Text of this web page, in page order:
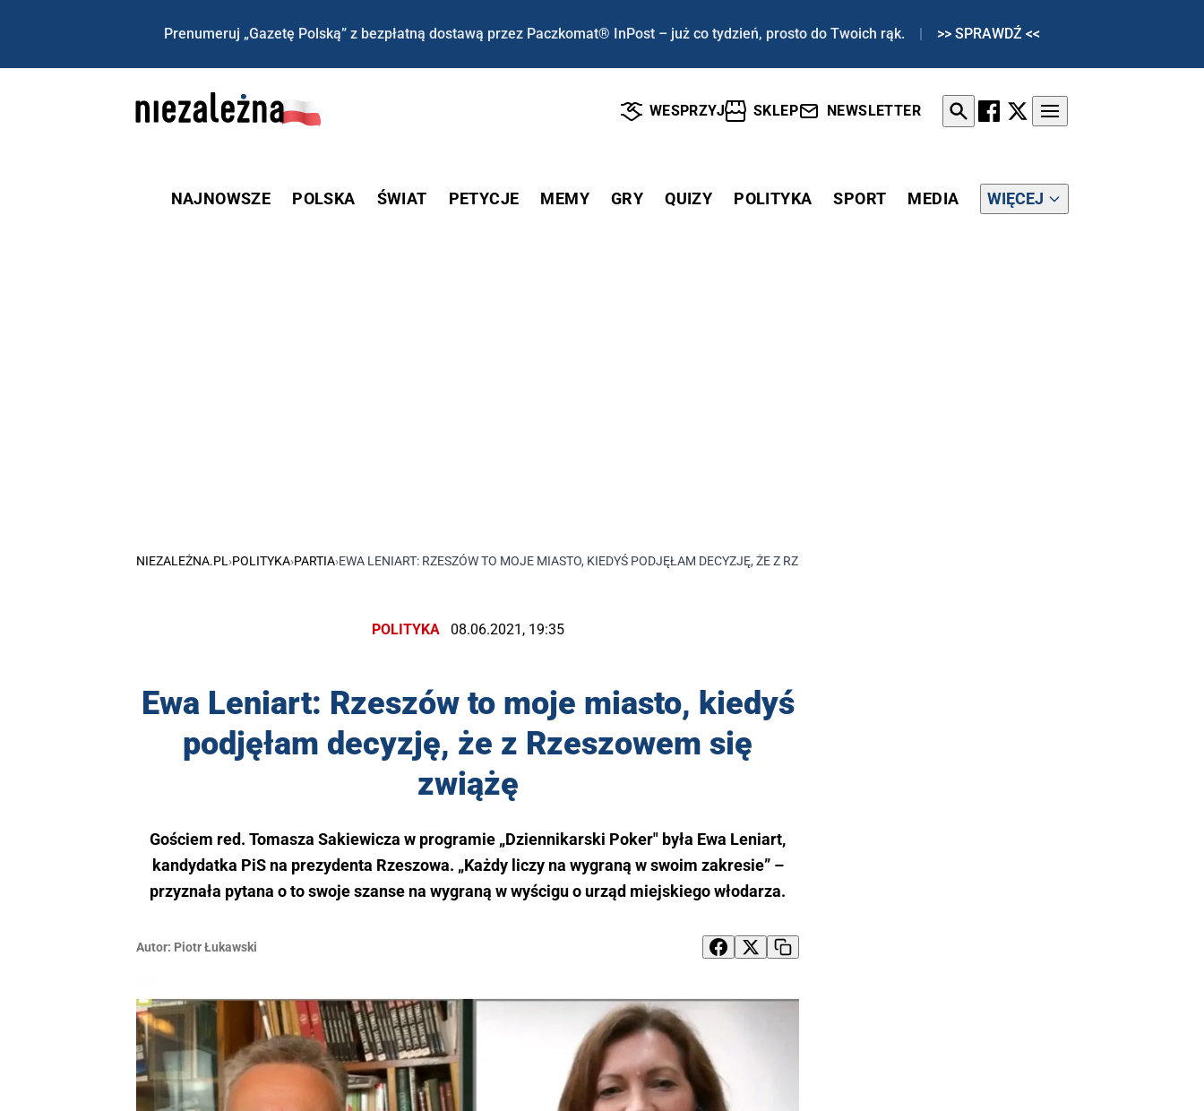
Prenumeruj „Gazetę Polską” z bezpłatną dostawą przez Paczkomat® InPost – już co tydzień, prosto do Twoich rąk. | >> SPRAWDŹ <<
WESPRZYJ SKLEP NEWSLETTER
NAJNOWSZE POLSKA ŚWIAT PETYCJE MEMY GRY QUIZY POLITYKA SPORT MEDIA WIĘCEJ
NIEZALEŻNA.PL ›POLITYKA›PARTIA›EWA LENIART: RZESZÓW TO MOJE MIASTO, KIEDYŚ PODJĘŁAM DECYZJĘ, ŻE Z RZESZOWEM SIĘ ZWIĄŻĘ
POLITYKA 08.06.2021, 19:35
Ewa Leniart: Rzeszów to moje miasto, kiedyś
podjęłam decyzję, że z Rzeszowem się
zwiążę
Gościem red. Tomasza Sakiewicza w programie „Dziennikarski Poker" była Ewa Leniart,
kandydatka PiS na prezydenta Rzeszowa. „Każdy liczy na wygraną w swoim zakresie” –
przyznała pytana o to swoje szanse na wygraną w wyścigu o urząd miejskiego włodarza.
Autor: Piotr Łukawski